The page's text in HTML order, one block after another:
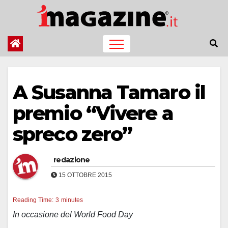
contenuto
A Susanna Tamaro il
premio “Vivere a
spreco zero”
redazione
15 OTTOBRE 2015
Reading Time: 3 minutes
In occasione del World Food Day